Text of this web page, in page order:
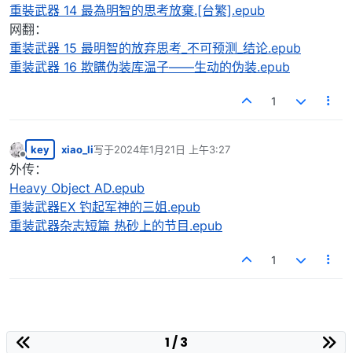
重裝武器 14 最為明智的思考放棄.[台繁].epub
网翻：
重装武器 15 最明智的放弃思考_不可预测_结论.epub
重装武器 16 欺瞒伪装库温子——生动的伪装.epub
1
离线
key xiao_li写于2024年1月21日 上午3:27
最后由 编辑
外传：
Heavy Object AD.epub
重装武器EX 钓起军神的三姐.epub
重装武器杂志短篇 热砂上的节目.epub
1
1 / 3